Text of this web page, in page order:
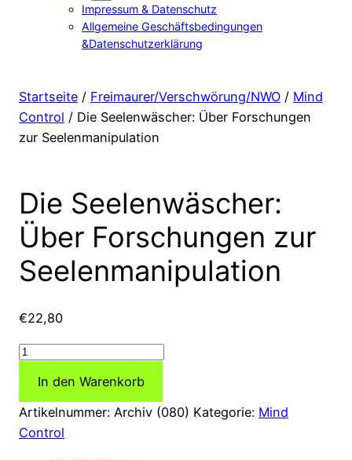
Impressum & Datenschutz
Allgemeine Geschäftsbedingungen
&Datenschutzerklärung
Startseite / Freimaurer/Verschwörung/NWO / Mind
Control / Die Seelenwäscher: Über Forschungen
zur Seelenmanipulation
Die Seelenwäscher:
Über Forschungen zur
Seelenmanipulation
€22,80
Die
Über
Forschungen
zur
In den Warenkorb
Artikelnummer: Archiv (080) Kategorie: Mind
Control